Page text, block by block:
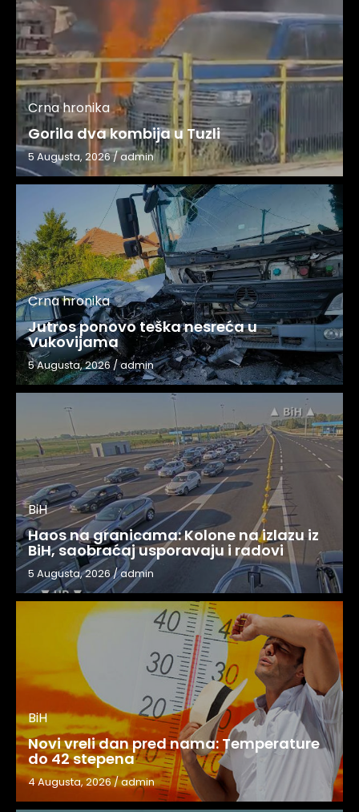
Crna hronika
Gorila dva kombija u Tuzli
5 Augusta, 2026/admin
Crna hronika
Jutros ponovo teška nesreća u
Vukovijama
5 Augusta, 2026/admin
BiH
Haos na granicama: Kolone na izlazu iz
BiH, saobraćaj usporavaju i radovi
5 Augusta, 2026/admin
BiH
Novi vreli dan pred nama: Temperature
do 42 stepena
4 Augusta, 2026/admin